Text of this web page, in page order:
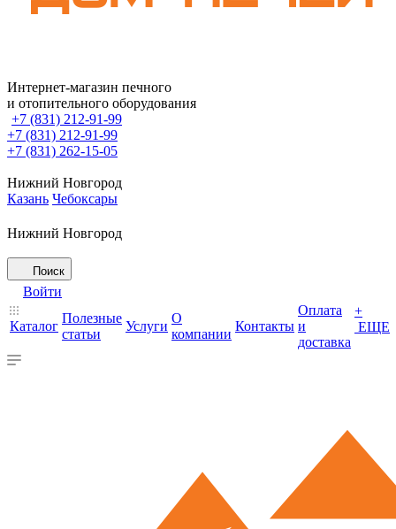
Интернет-магазин печного
и отопительного оборудования
+7 (831) 212-91-99
+7 (831) 212-91-99
+7 (831) 262-15-05
Нижний Новгород
Казань Чебоксары
Нижний Новгород
Поиск
Войти
Каталог
Полезные
статьи
Услуги
О
компании
Контакты
Оплата
и
доставка
+
ЕЩЕ